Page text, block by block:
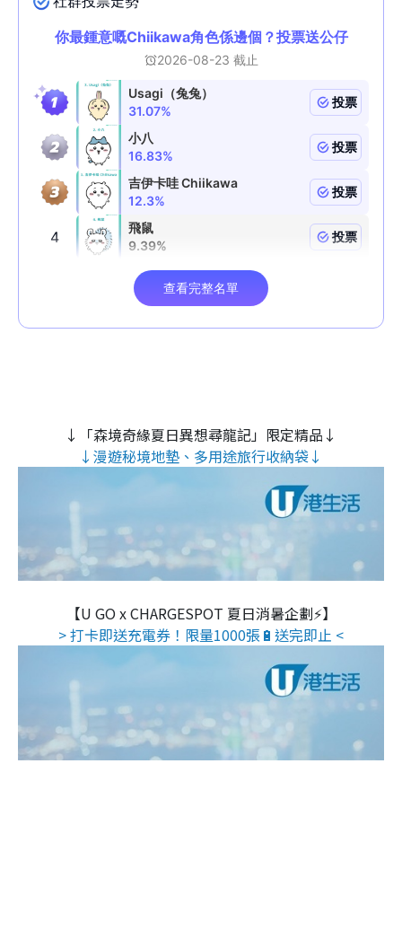
↓「森境奇緣夏日異想尋龍記」限定精品↓
↓漫遊秘境地墊、多用途旅行收納袋↓
【U GO x CHARGESPOT 夏日消暑企劃⚡】
> 打卡即送充電券！限量1000張🔋送完即止 <